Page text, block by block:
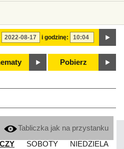
i godzinę:
Pobierz
Tabliczka jak na przystanku
SOBOTY
NIEDZIELA